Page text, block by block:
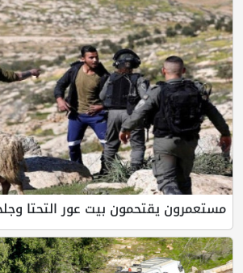
مستعمرون يقتحمون بيت عور التحتا